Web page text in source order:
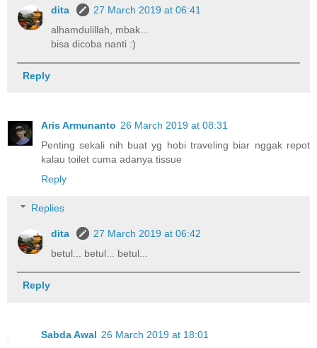
dita
27 March 2019 at 06:41
alhamdulillah, mbak...
bisa dicoba nanti :)
Reply
Aris Armunanto 26 March 2019 at 08:31
Penting sekali nih buat yg hobi traveling biar nggak repot
kalau toilet cuma adanya tissue
Reply
Replies
dita
27 March 2019 at 06:42
betul... betul... betul...
Reply
Sabda Awal 26 March 2019 at 18:01